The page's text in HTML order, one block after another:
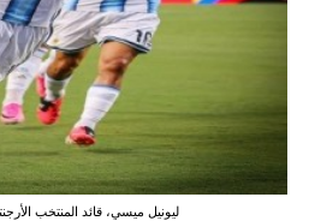
ليونيل ميسي، قائد المنتخب